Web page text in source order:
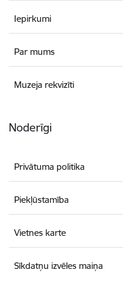
Iepirkumi
Par mums
Muzeja rekvizīti
Noderīgi
Privātuma politika
Piekļūstamība
Vietnes karte
Sīkdatņu izvēles maiņa